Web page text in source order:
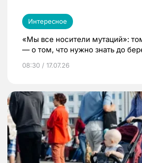
Интересное
«Мы все носители мутаций»:
— о том, что нужно знать до
08:30 / 17.07.26